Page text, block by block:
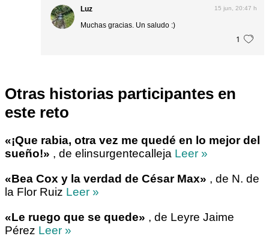
Luz 15 jun, 20:47 h
Muchas gracias. Un saludo :)
1
Otras historias participantes en
este reto
«¡Que rabia, otra vez me quedé en lo mejor del
sueño!» , de elinsurgentecalleja Leer »
«Bea Cox y la verdad de César Max» , de N. de
la Flor Ruiz Leer »
«Le ruego que se quede» , de Leyre Jaime
Pérez Leer »